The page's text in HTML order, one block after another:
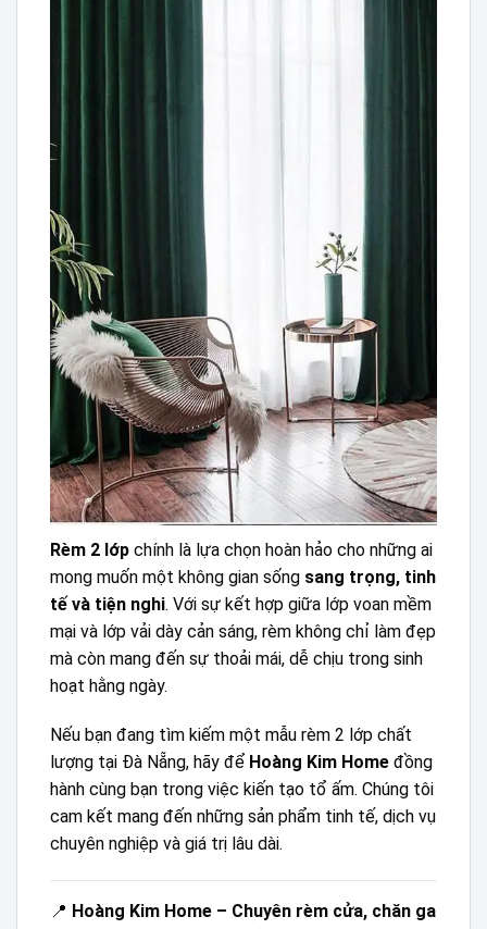
Rèm 2 lớp chính là lựa chọn hoàn hảo cho những ai
mong muốn một không gian sống sang trọng, tinh
tế và tiện nghi. Với sự kết hợp giữa lớp voan mềm
mại và lớp vải dày cản sáng, rèm không chỉ làm đẹp
mà còn mang đến sự thoải mái, dễ chịu trong sinh
hoạt hằng ngày.
Nếu bạn đang tìm kiếm một mẫu rèm 2 lớp chất
lượng tại Đà Nẵng, hãy để Hoàng Kim Home đồng
hành cùng bạn trong việc kiến tạo tổ ấm. Chúng tôi
cam kết mang đến những sản phẩm tinh tế, dịch vụ
chuyên nghiệp và giá trị lâu dài.
📍 Hoàng Kim Home – Chuyên rèm cửa, chăn ga